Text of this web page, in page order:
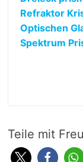
Refraktor
Optischen
Spektrum
Teile mit